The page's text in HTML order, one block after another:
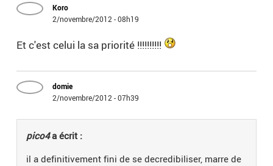
Koro
2/novembre/2012 - 08h19
Et c'est celui la sa priorité !!!!!!!!!!
domie
2/novembre/2012 - 07h39
pico4a écrit :
il a definitivement fini de se decredibiliser, marre de